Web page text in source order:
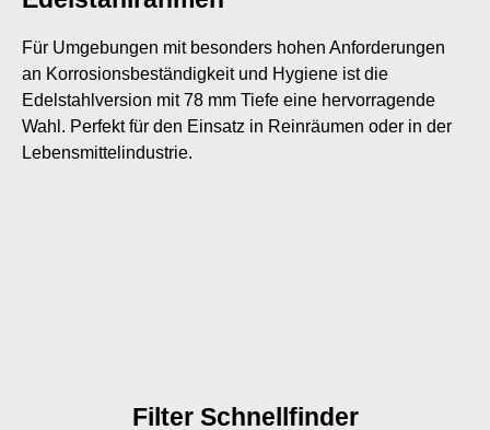
Für Umgebungen mit besonders hohen Anforderungen
an Korrosionsbeständigkeit und Hygiene ist die
Edelstahlversion mit 78 mm Tiefe eine hervorragende
Wahl. Perfekt für den Einsatz in Reinräumen oder in der
Lebensmittelindustrie.
Filter Schnellfinder